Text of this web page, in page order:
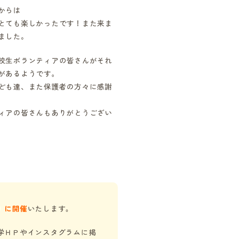
らは
ても楽しかったです！また来ま
た。
生ボランティアの皆さんがそれ
るようです。
も達、また保護者の方々に感謝
アの皆さんもありがとうござい
に開催いたします。
Ｐやインスタグラムに掲